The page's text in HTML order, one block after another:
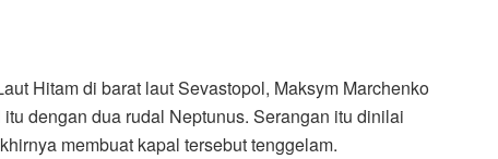
Hitam di barat laut Sevastopol, Maksym Marchenko
dengan dua rudal Neptunus. Serangan itu dinilai
membuat kapal tersebut tenggelam.